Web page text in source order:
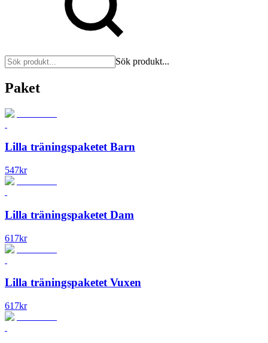
Sök produkt...
Paket
Lilla träningspaketet Barn
547kr
Lilla träningspaketet Dam
617kr
Lilla träningspaketet Vuxen
617kr